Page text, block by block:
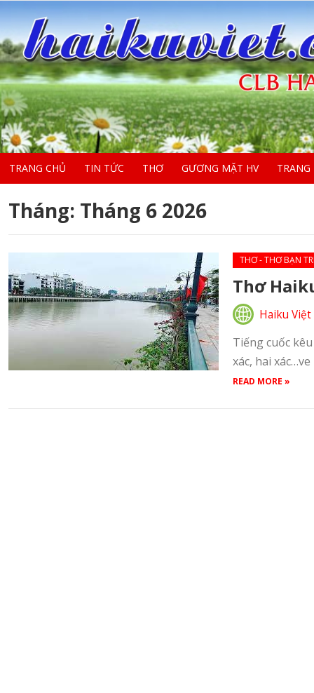
TRANG CHỦ TIN TỨC THƠ GƯƠNG MẶT HV
Tháng: Tháng 6 2026
THƠ - THƠ BẠN
Thơ
Haiku Việt
Tiếng cuốc
xác, hai
READ MORE »